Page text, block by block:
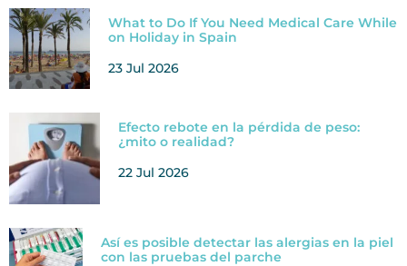
What to Do If You Need Medical Care While
on Holiday in Spain
23 Jul 2026
Efecto rebote en la pérdida de peso:
¿mito o realidad?
22 Jul 2026
Así es posible detectar las alergias en la piel
con las pruebas del parche